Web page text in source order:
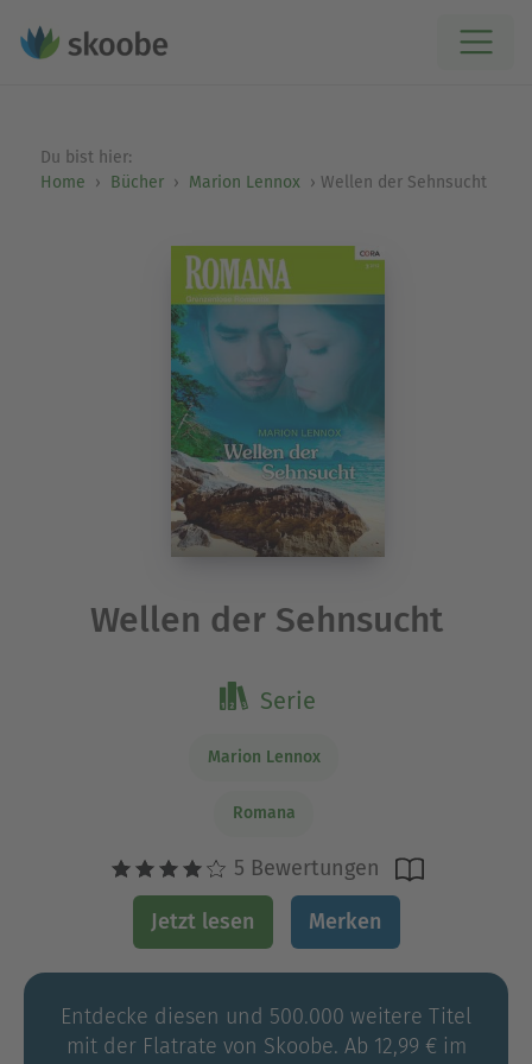
Du bist hier:
Home
Bücher Marion Lennox Wellen der Sehnsucht
Wellen der Sehnsucht
Serie
Marion Lennox
Romana
5 Bewertungen
Jetzt lesen Merken
Entdecke diesen und 500.000 weitere Titel
mit der Flatrate von Skoobe. Ab 12,99 € im